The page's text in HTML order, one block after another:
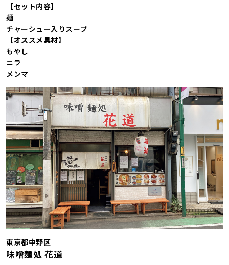
【セット内容】
麺
チャーシュー入りスープ
【オススメ具材】
もやし
ニラ
メンマ
東京都中野区
味噌麺処 花道